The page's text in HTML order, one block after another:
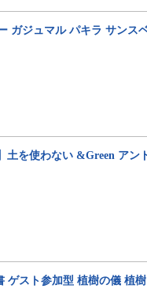
ガジュマル パキラ サンス
土を使わない &Green アン
ゲスト参加型 植樹の儀 植